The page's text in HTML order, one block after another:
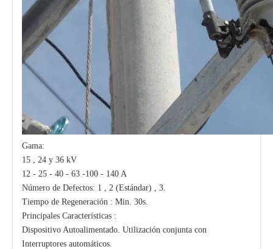
Gama:
15 , 24 y 36 kV
12 - 25 - 40 - 63 -100 - 140 A
Número de Defectos: 1 , 2 (Estándar) , 3.
Tiempo de Regeneración : Min. 30s.
Principales Características :
Dispositivo Autoalimentado. Utilización conjunta con
Interruptores automáticos.